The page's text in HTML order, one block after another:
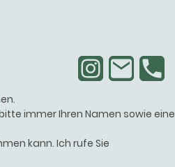
immer Ihren Namen sowie eine
kann. Ich rufe Sie